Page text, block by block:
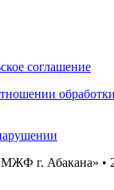
соглашение
г. Абакана» •